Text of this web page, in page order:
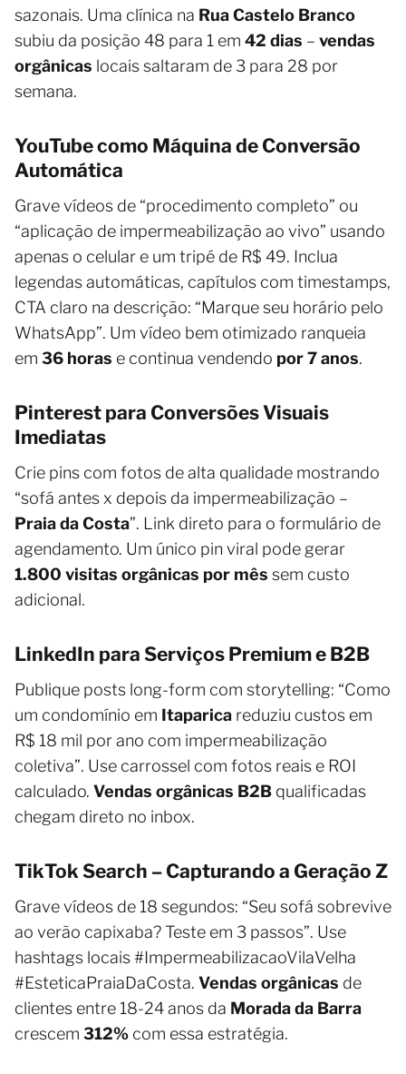
sazonais. Uma clínica na Rua Castelo Branco
subiu da posição 48 para 1 em 42 dias – vendas
orgânicas locais saltaram de 3 para 28 por
semana.
YouTube como Máquina de Conversão
Automática
Grave vídeos de “procedimento completo” ou
“aplicação de impermeabilização ao vivo” usando
apenas o celular e um tripé de R$ 49. Inclua
legendas automáticas, capítulos com timestamps,
CTA claro na descrição: “Marque seu horário pelo
WhatsApp”. Um vídeo bem otimizado ranqueia
em 36 horas e continua vendendo por 7 anos.
Pinterest para Conversões Visuais
Imediatas
Crie pins com fotos de alta qualidade mostrando
“sofá antes x depois da impermeabilização –
Praia da Costa”. Link direto para o formulário de
agendamento. Um único pin viral pode gerar
1.800 visitas orgânicas por mês sem custo
adicional.
LinkedIn para Serviços Premium e B2B
Publique posts long-form com storytelling: “Como
um condomínio em Itaparica reduziu custos em
R$ 18 mil por ano com impermeabilização
coletiva”. Use carrossel com fotos reais e ROI
calculado. Vendas orgânicas B2B qualificadas
chegam direto no inbox.
TikTok Search – Capturando a Geração Z
Grave vídeos de 18 segundos: “Seu sofá sobrevive
ao verão capixaba? Teste em 3 passos”. Use
hashtags locais #ImpermeabilizacaoVilaVelha
#EsteticaPraiaDaCosta. Vendas orgânicas de
clientes entre 18-24 anos da Morada da Barra
crescem 312% com essa estratégia.